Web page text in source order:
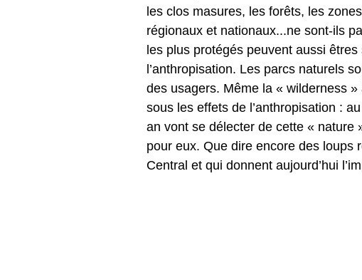
les clos masures, les forêts, les
régionaux et nationaux...ne sont-ils
les plus protégés peuvent aussi êtres
l’anthropisation. Les parcs naturels
des usagers. Même la « wilderness
sous les effets de l’anthropisation :
an vont se délecter de cette « nature
pour eux. Que dire encore des loups
Central et qui donnent aujourd’hui